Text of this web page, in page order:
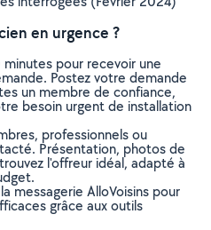
en urgence ?
minutes pour recevoir une
Postez votre demande
un membre de confiance,
besoin urgent de installation
professionnels ou
Présentation, photos de
l'offreur idéal, adapté à
messagerie AlloVoisins pour
grâce aux outils